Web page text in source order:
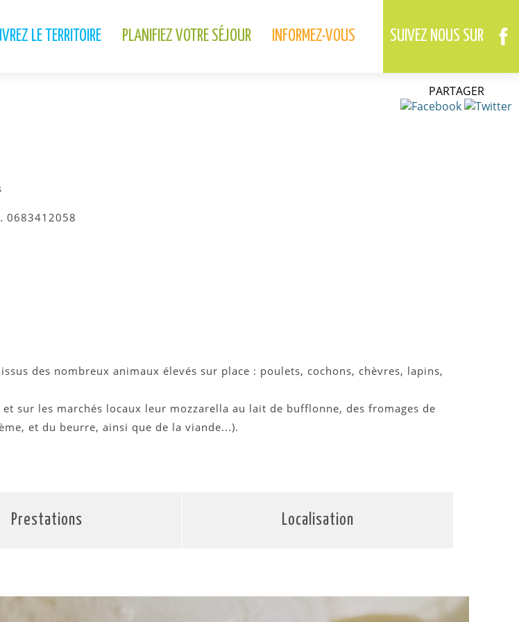
SUIVEZ NOUS SUR
LE TERRITOIRE PLANIFIEZ VOTRE SÉJOUR INFORMEZ-VOUS
0683412058
des nombreux animaux élevés sur place : poulets, cochons, chèvres, lapins,
sur les marchés locaux leur mozzarella au lait de bufflonne, des fromages de
et du beurre, ainsi que de la viande...).
Prestations Localisation
PARTAGER